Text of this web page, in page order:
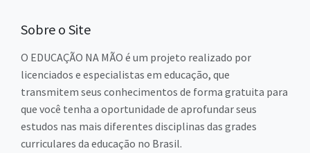
Sobre o Site
O EDUCAÇÃO NA MÃO é um projeto realizado por
licenciados e especialistas em educação, que
transmitem seus conhecimentos de forma gratuita para
que você tenha a oportunidade de aprofundar seus
estudos nas mais diferentes disciplinas das grades
curriculares da educação no Brasil.